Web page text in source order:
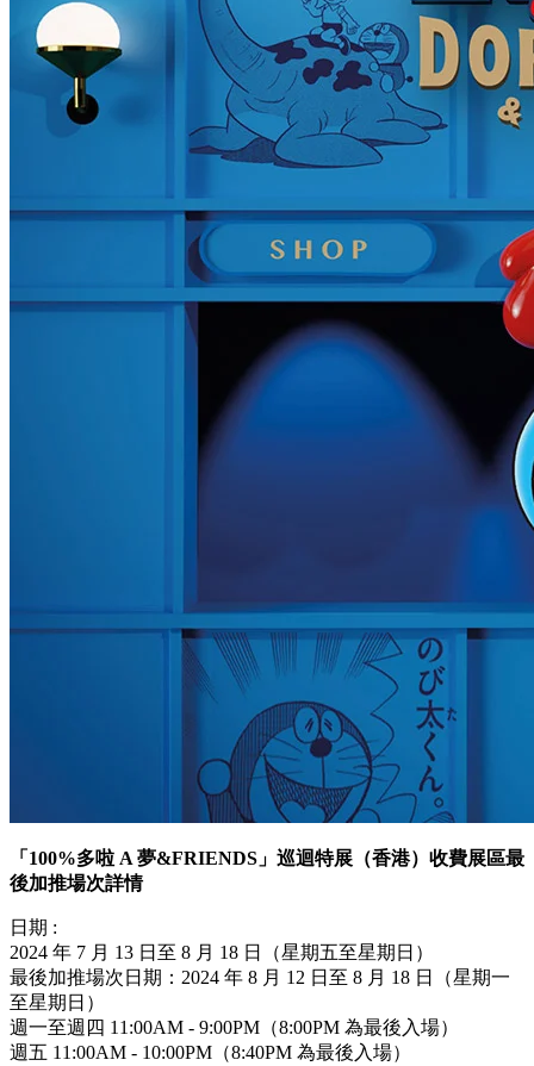
「100%多啦 A 夢&FRIENDS」巡迴特展（香港）收費展區最
後加推場次詳情
日期 :
2024 年 7 月 13 日至 8 月 18 日（星期五至星期日）
最後加推場次日期：2024 年 8 月 12 日至 8 月 18 日（星期一
至星期日）
週一至週四 11:00AM - 9:00PM（8:00PM 為最後入場）
週五 11:00AM - 10:00PM（8:40PM 為最後入場）